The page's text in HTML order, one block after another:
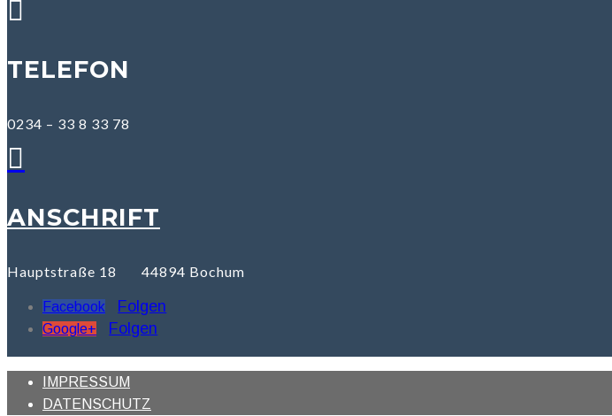

TELEFON
0234 – 33 8 33 78

ANSCHRIFT
Hauptstraße 18 44894 Bochum
Facebook Folgen
Google+ Folgen
IMPRESSUM
DATENSCHUTZ